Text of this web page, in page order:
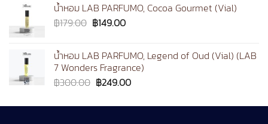
through
น้ำหอม LAB PARFUMO, Cocoa Gourmet (Vial)
฿179.00 Original
฿179.00.
฿149.00Current
฿149.00.
น้ำหอม LAB PARFUMO, Legend of Oud (Vial) (LAB
7 Wonders Fragrance)
฿300.00 Original
was:
฿249.00Current
is: